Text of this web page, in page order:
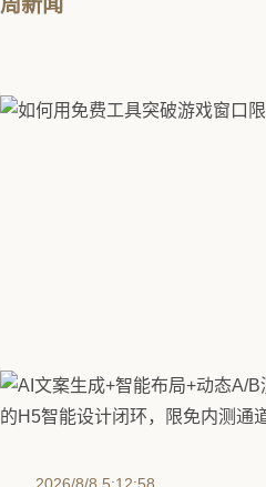
周新闻
2026/8/5 20:46:44
如何用免费工具突破游戏